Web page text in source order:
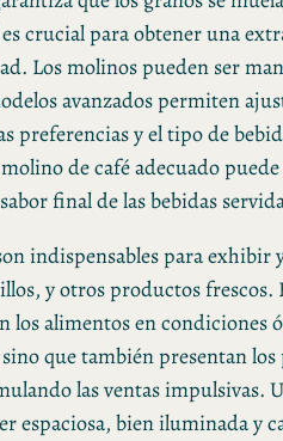
crucial para obtener una
Los molinos pueden ser
avanzados permiten
preferencias y el tipo de
de café adecuado
final de las bebidas
indispensables para exhibir
y otros productos frescos.
los alimentos en condiciones
que también presentan
las ventas impulsivas.
espaciosa, bien iluminada y